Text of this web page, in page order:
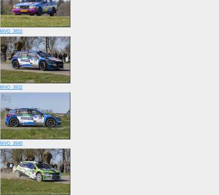
MVO_3652
MVO_3932
MVO_3946